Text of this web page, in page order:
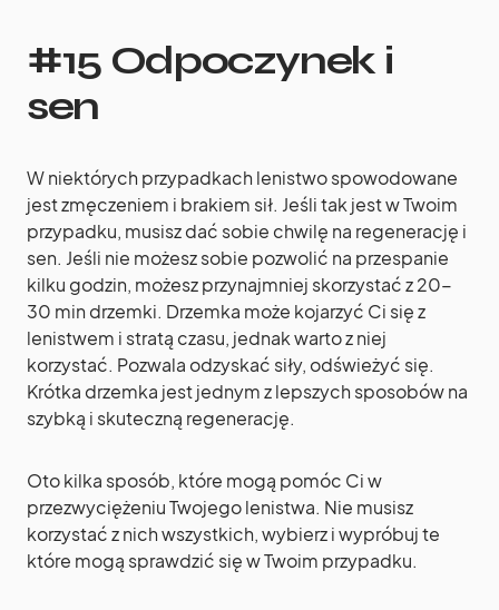
#15 Odpoczynek i
sen
W niektórych przypadkach lenistwo spowodowane
jest zmęczeniem i brakiem sił. Jeśli tak jest w Twoim
przypadku, musisz dać sobie chwilę na regenerację i
sen. Jeśli nie możesz sobie pozwolić na przespanie
kilku godzin, możesz przynajmniej skorzystać z 20-
30 min drzemki. Drzemka może kojarzyć Ci się z
lenistwem i stratą czasu, jednak warto z niej
korzystać. Pozwala odzyskać siły, odświeżyć się.
Krótka drzemka jest jednym z lepszych sposobów na
szybką i skuteczną regenerację.
Oto kilka sposób, które mogą pomóc Ci w
przezwyciężeniu Twojego lenistwa. Nie musisz
korzystać z nich wszystkich, wybierz i wypróbuj te
które mogą sprawdzić się w Twoim przypadku.